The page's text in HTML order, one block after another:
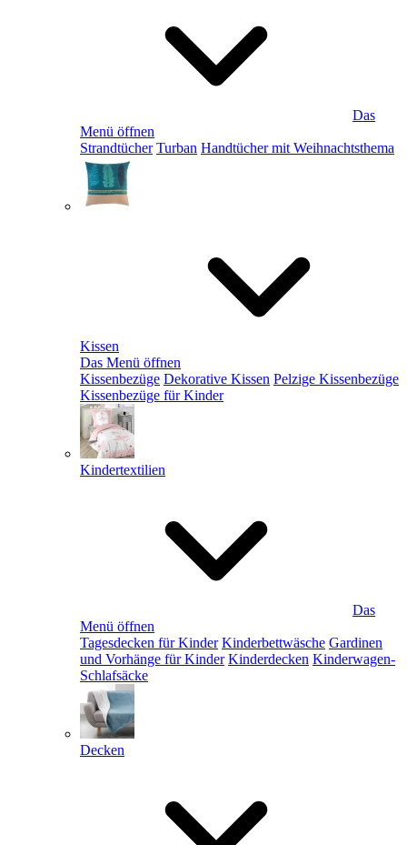
Das
Menü öffnen
Strandtücher Turban Handtücher mit Weihnachtsthema
Kissen
Das Menü öffnen
Kissenbezüge Dekorative Kissen Pelzige Kissenbezüge
Kissenbezüge für Kinder
Kindertextilien
Das
Menü öffnen
Tagesdecken für Kinder Kinderbettwäsche Gardinen
und Vorhänge für Kinder Kinderdecken Kinderwagen-
Schlafsäcke
Decken